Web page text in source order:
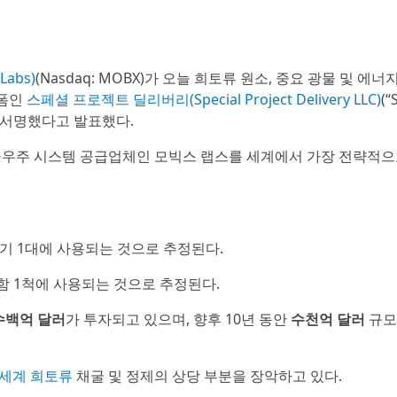
(Nasdaq: MOBX)가 오늘 희토류 원소, 중요 광물 및 에너
인 스페셜 프로젝트 딜리버리(Special Project Delivery LLC)
명했다고 발표했다.
주 시스템 공급업체인 모빅스 랩스를 세계에서 가장 전략적
1대에 사용되는 것으로 추정된다.
1척에 사용되는 것으로 추정된다.
백억 달러가 투자되고 있으며, 향후 10년 동안 수천억 달러 규
계 희토류 채굴 및 정제의 상당 부분을 장악하고 있다.